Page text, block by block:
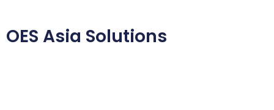
OES Asia Solutions